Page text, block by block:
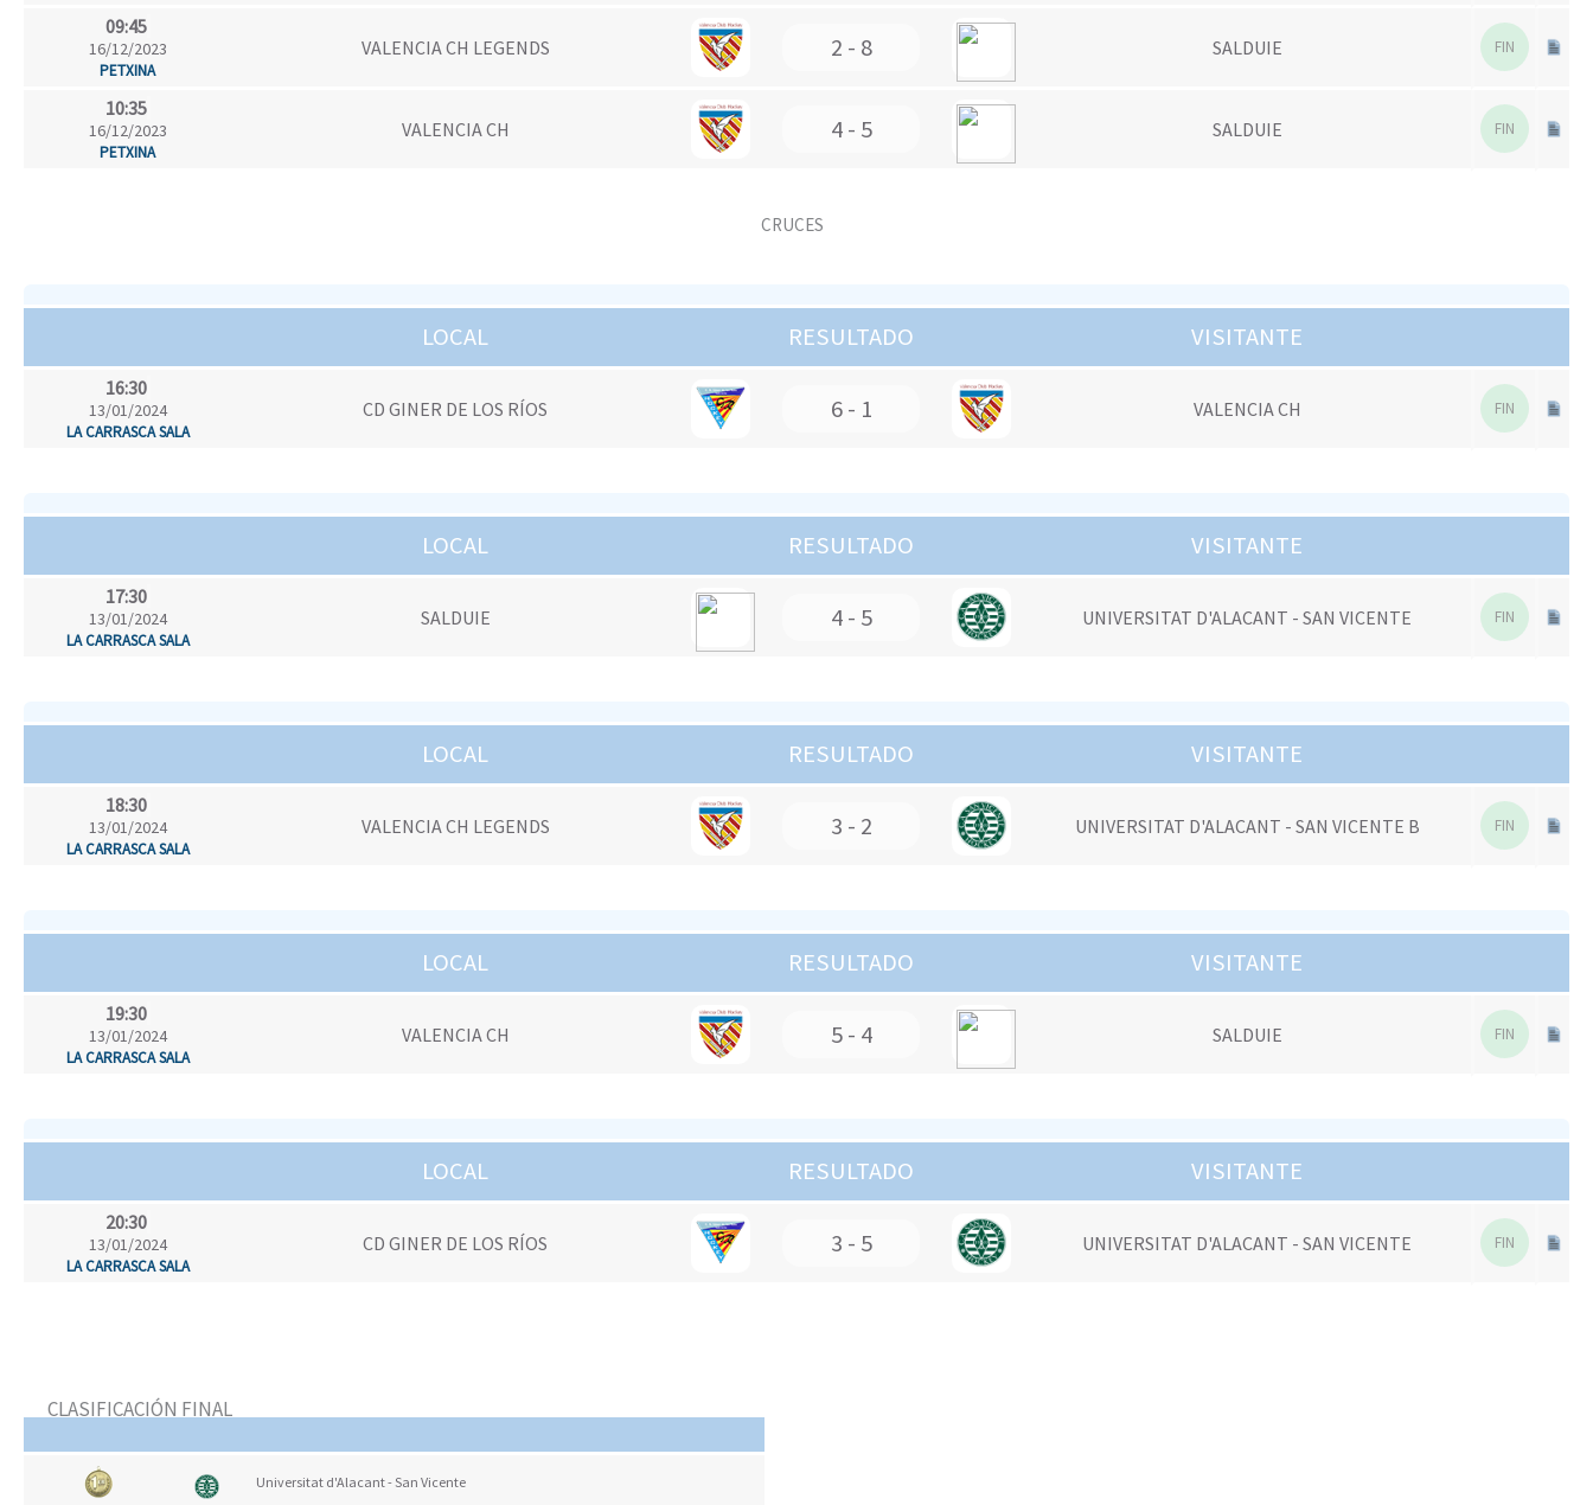
09:45
16/12/2023
PETXINA
VALENCIA CH LEGENDS 2 - 8 SALDUIE FIN
10:35
16/12/2023
PETXINA
VALENCIA CH 4 - 5 SALDUIE FIN
CRUCES
LOCAL RESULTADO VISITANTE
16:30
13/01/2024
LA CARRASCA SALA
CD GINER DE LOS RÍOS 6 - 1 VALENCIA CH FIN
LOCAL RESULTADO VISITANTE
17:30
13/01/2024
LA CARRASCA SALA
SALDUIE 4 - 5 UNIVERSITAT D'ALACANT - SAN VICENTE FIN
LOCAL RESULTADO VISITANTE
18:30
13/01/2024
LA CARRASCA SALA
VALENCIA CH LEGENDS 3 - 2 UNIVERSITAT D'ALACANT - SAN VICENTE B FIN
LOCAL RESULTADO VISITANTE
19:30
13/01/2024
LA CARRASCA SALA
VALENCIA CH 5 - 4 SALDUIE FIN
LOCAL RESULTADO VISITANTE
20:30
13/01/2024
LA CARRASCA SALA
CD GINER DE LOS RÍOS 3 - 5 UNIVERSITAT D'ALACANT - SAN VICENTE FIN
CLASIFICACIÓN FINAL
Universitat d'Alacant - San Vicente